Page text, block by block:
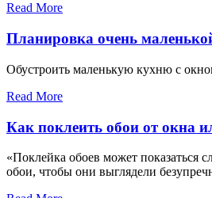
Read More
Планировка очень
Обустроить маленькую кухню с
Read More
Как поклеить обои от окна
«Поклейка обоев может показаться
обои, чтобы они выглядели